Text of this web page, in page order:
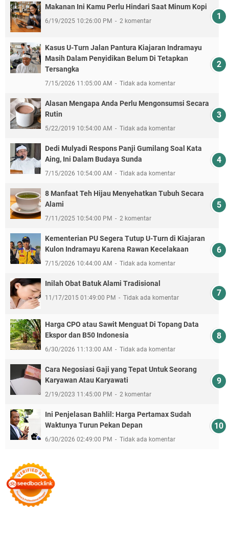
Makanan Ini Kamu Perlu Hindari Saat Minum Kopi
6/19/2025 10:26:00 PM 2 komentar
Kasus U-Turn Jalan Pantura Kiajaran Indramayu
Masih Dalam Penyidikan Belum Di Tetapkan
Tersangka
7/15/2026 11:05:00 AM Tidak ada komentar
Alasan Mengapa Anda Perlu Mengonsumsi Secara
Rutin
5/22/2019 10:54:00 AM Tidak ada komentar
Dedi Mulyadi Respons Panji Gumilang Soal Kata
Aing, Ini Dalam Budaya Sunda
7/15/2026 10:54:00 AM Tidak ada komentar
8 Manfaat Teh Hijau Menyehatkan Tubuh Secara
Alami
7/11/2025 10:54:00 PM 2 komentar
Kementerian PU Segera Tutup U-Turn di Kiajaran
Kulon Indramayu Karena Rawan Kecelakaan
7/15/2026 10:44:00 AM Tidak ada komentar
Inilah Obat Batuk Alami Tradisional
11/17/2015 01:49:00 PM Tidak ada komentar
Harga CPO atau Sawit Menguat Di Topang Data
Ekspor dan B50 Indonesia
6/30/2026 11:13:00 AM Tidak ada komentar
Cara Negosiasi Gaji yang Tepat Untuk Seorang
Karyawan Atau Karyawati
2/19/2023 11:45:00 PM 2 komentar
Ini Penjelasan Bahlil: Harga Pertamax Sudah
Waktunya Turun Pekan Depan
6/30/2026 02:49:00 PM Tidak ada komentar